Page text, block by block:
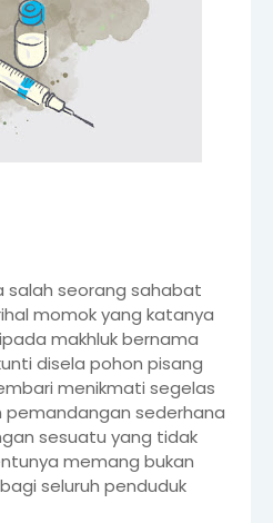
salah seorang sahabat
momok yang katanya
makhluk bernama
disela pohon pisang
menikmati segelas
sederhana
sesuatu yang tidak
memang bukan
seluruh penduduk